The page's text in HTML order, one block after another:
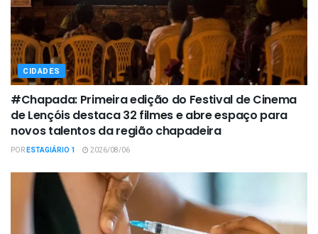
CIDADES
#Chapada: Primeira edição do Festival de Cinema
de Lençóis destaca 32 filmes e abre espaço para
novos talentos da região chapadeira
PORESTAGIÁRIO 1 2026/08/06